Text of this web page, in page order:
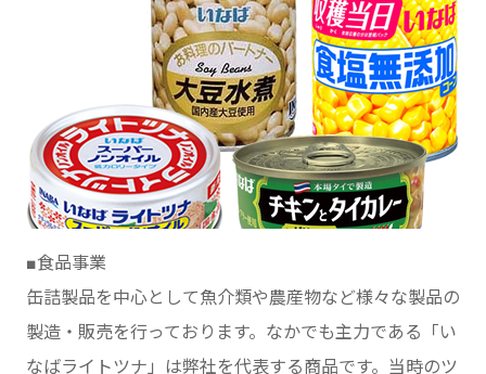
■食品事業
缶詰製品を中心として魚介類や農産物など様々な製品の
製造・販売を行っております。なかでも主力である「い
なばライトツナ」は弊社を代表する商品です。当時のツ